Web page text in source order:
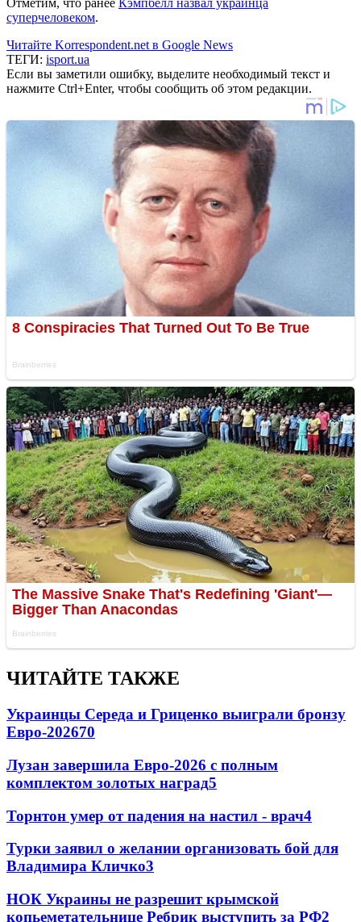
суперчеловеком.
Читайте Korrespondent.net в Google News
ТЕГИ: isport.ua
Если вы заметили ошибку, выделите необходимый текст и
нажмите Ctrl+Enter, чтобы сообщить об этом редакции.
ЧИТАЙТЕ ТАКЖЕ
Украинцы Середа и Гриценко выиграли бронзу
Евро-202670
Лузан завершила Евро-2026 с полным
комплектом золотых наград5
Торнтон умер от падения на настил - врач4
Турки заявил о желании организовать бой для
Владимира Кличко3
НОК Украины не разрешит крымской
копьеметательнице Ребрик выступить за РФ2